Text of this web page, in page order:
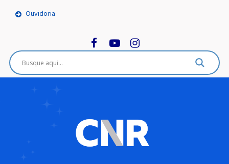
Ouvidoria